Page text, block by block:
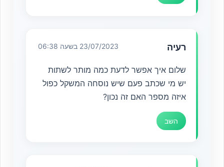
רעיה 23/07/2023 בשעה 06:38
שלום איך אפשר לדעת כמה מותר לשתות
יש מי שכתב פעם שיש נוסחה המשקל כפול
איזה מספר האם זה נכון?
השב